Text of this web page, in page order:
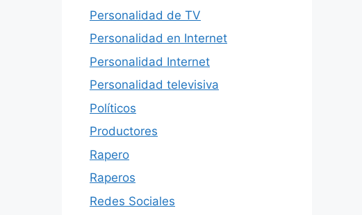
Personalidad de TV
Personalidad en Internet
Personalidad Internet
Personalidad televisiva
Políticos
Productores
Rapero
Raperos
Redes Sociales